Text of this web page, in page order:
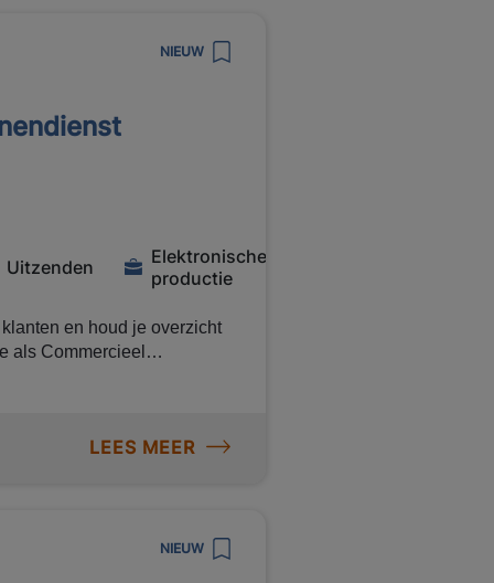
NIEUW
Uitzenden
Elektronische
productie
en houd je overzicht
als Commercieel
Solliciteer dan
LEES MEER
NIEUW